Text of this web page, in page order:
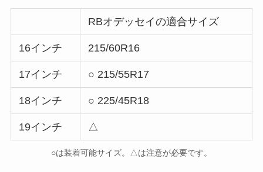
RBオデッセイの適合サイズ
16インチ 215/60R16
17インチ ○ 215/55R17
18インチ ○ 225/45R18
19インチ △
○は装着可能サイズ。△は注意が必要です。